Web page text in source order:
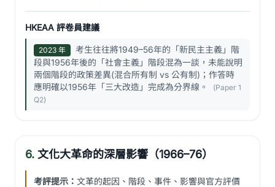
HKEAA 評卷員建議
2023 年
考生往往將1949–56年的「新民主主義」階
段與1956年後的「社會主義」階段混為一談，未能說明
兩個階段的政策差異(混合所有制 vs 公有制)；作答時
應明確以1956年「三大改造」完成為分界線。
(Paper 1
Q2)
6. 文化大革命的深層影響（1966–76）
考評提示： 文革的起因、階段、事件、影響與官方評價